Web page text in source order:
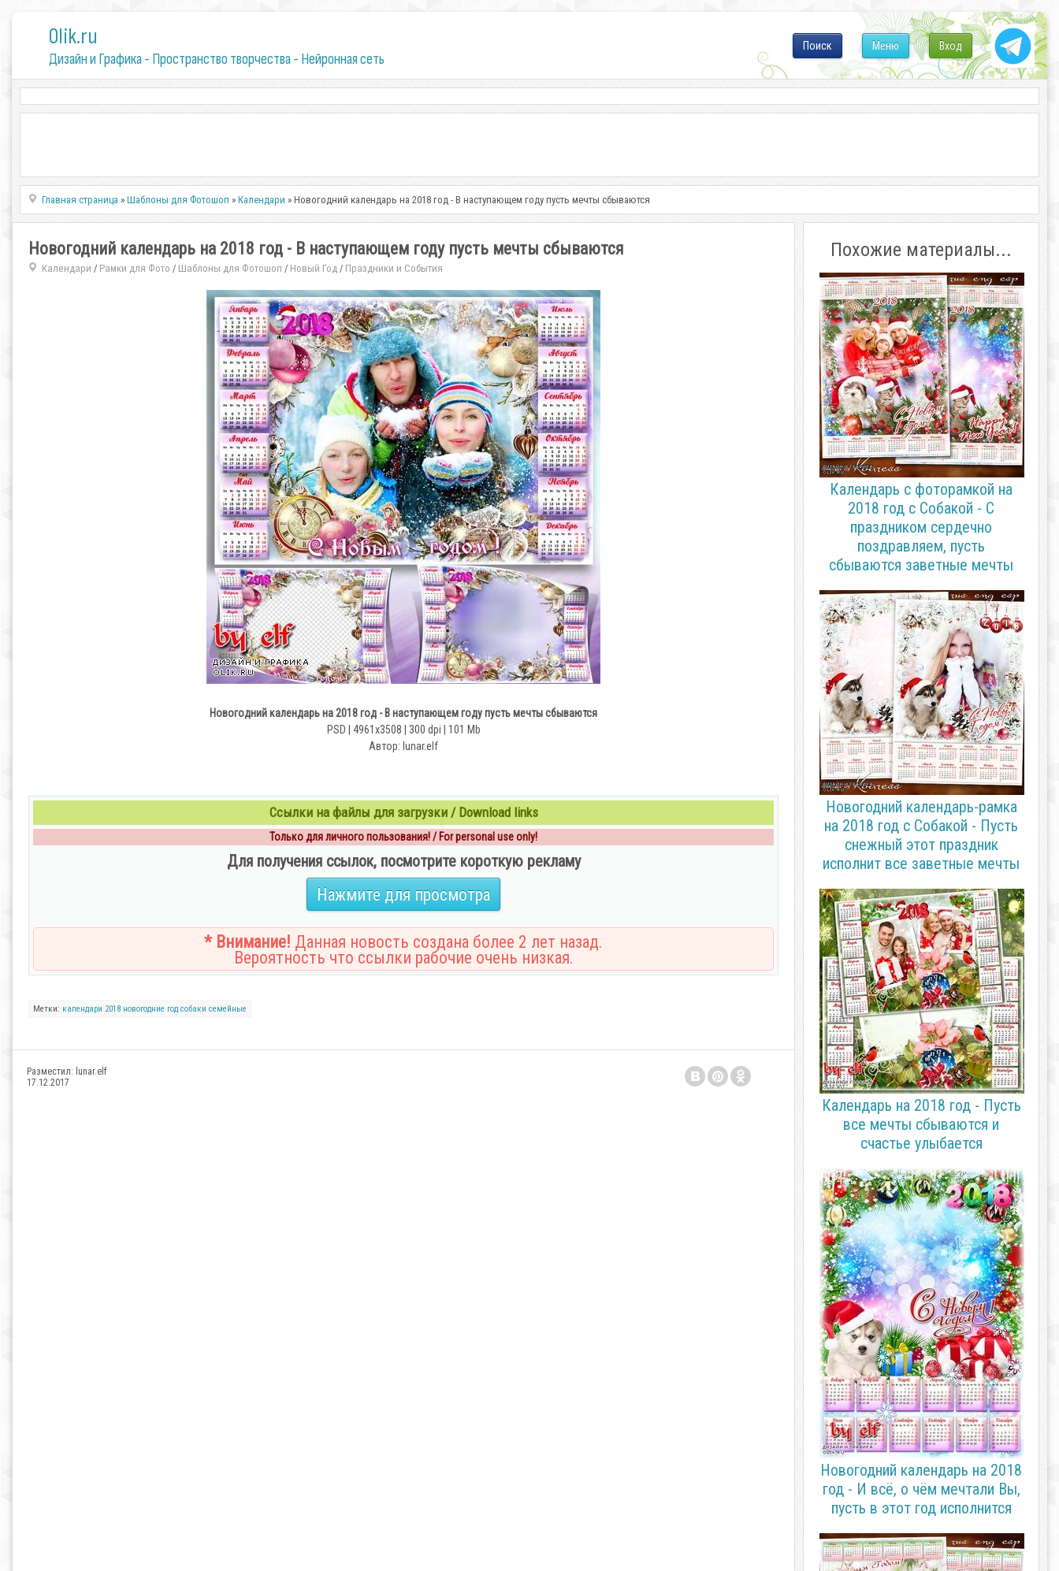
0lik.ru
Дизайн и Графика - Пространство творчества - Нейронная сеть
Вход
Меню
Поиск
Главная страница »Шаблоны для Фотошоп »Календари » Новогодний календарь на 2018 год - В наступающем году пусть мечты сбываются
Новогодний календарь на 2018 год - В наступающем году пусть мечты сбываются
Календари / Рамки для Фото / Шаблоны для Фотошоп / Новый Год/ Праздники и События
Новогодний календарь на 2018 год - В наступающем году пусть мечты сбываются
PSD | 4961х3508 | 300 dpi | 101 Mb
Автор: lunar.elf
Ссылки на файлы для загрузки / Download links
Только для личного пользования! / For personal use only!
Для получения ссылок, посмотрите короткую рекламу
Нажмите для просмотра
* Внимание! Данная новость создана более 2 лет назад.
Вероятность что ссылки рабочие очень низкая.
Метки: календари 2018 новогодние год собаки семейные
Разместил: lunar.elf
17.12.2017
Похожие материалы...
Календарь с фоторамкой на
2018 год с Собакой - С
праздником сердечно
поздравляем, пусть
сбываются заветные мечты
Новогодний календарь-рамка
на 2018 год с Собакой - Пусть
снежный этот праздник
исполнит все заветные мечты
Календарь на 2018 год - Пусть
все мечты сбываются и
счастье улыбается
Новогодний календарь на 2018
год - И всё, о чём мечтали Вы,
пусть в этот год исполнится